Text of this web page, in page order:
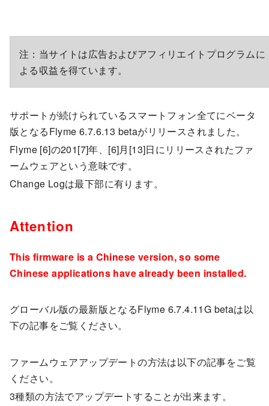
注：当サイトは広告およびアフィリエイトプログラムに
よる収益を得ています。
サポートが続けられているスマートフォン全てにベータ
版となるFlyme 6.7.6.13 betaがリリースされました。
Flyme [6]の201[7]年、[6]月[13]日にリリースされたファ
ームウェアという意味です。
Change Logは最下部に有ります。
Attention
This firmware is a Chinese version, so some
Chinese applications have already been installed.
グローバル版の最新版となるFlyme 6.7.4.11G betaは以
下の記事をご覧ください。
ファームウェアアップデートの方法は以下の記事をご覧
ください。
3種類の方法でアップデートすることが出来ます。